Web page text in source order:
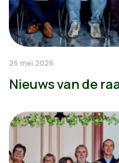
26 mei 2026
Nieuws van de